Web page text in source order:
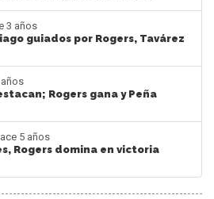
3 años
guiados por Rogers, Tavárez
Rogers gana y Peña
5 años
Rogers domina en victoria